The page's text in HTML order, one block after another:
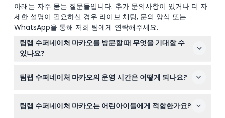
아래는 자주 묻는 질문들입니다. 추가 문의사항이 있거나 더 자
세한 설명이 필요하신 경우 라이브 채팅, 문의 양식 또는
WhatsApp을 통해 저희 팀에게 연락해주세요.
팀랩 수퍼네이처 마카오를 방문할 때 무엇을 기대할 수
있나요?
험하게 되며, 거대한 설치물과 여러분의 움직임에 반응하는
팀랩 수퍼네이처 마카오의 운영 시간은 어떻게 되나요?
지 운영되며, 마지막 입장은 오후 6시 15분입니다(변경될
팀랩 수퍼네이처 마카오는 어린아이들에게 적합한가요?